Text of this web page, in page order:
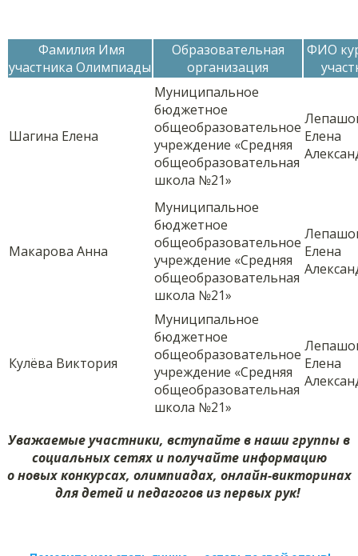
Фамилия Имя
участника Олимпиады
Образовательная
организация
ФИО
Шагина Елена
Муниципальное
бюджетное
общеобразовательное
учреждение «Средняя
общеобразовательная
школа №21»
Елена
Макарова Анна
Муниципальное
бюджетное
общеобразовательное
учреждение «Средняя
общеобразовательная
школа №21»
Елена
Кулёва Виктория
Муниципальное
бюджетное
общеобразовательное
учреждение «Средняя
общеобразовательная
школа №21»
Елена
Уважаемые участники, вступайте в наши группы в
социальных сетях и получайте информацию
о новых конкурсах, олимпиадах, онлайн-викторинах
для детей и педагогов из первых рук!